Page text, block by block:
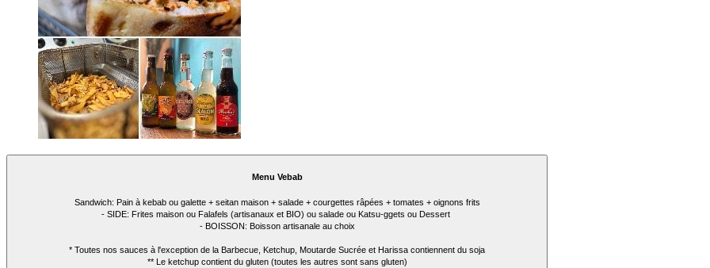
Menu Vebab
Sandwich: Pain à kebab ou galette + seitan maison + salade + courgettes râpées + tomates + oignons frits
- SIDE: Frites maison ou Falafels (artisanaux et BIO) ou salade ou Katsu-ggets ou Dessert
- BOISSON: Boisson artisanale au choix
* Toutes nos sauces à l'exception de la Barbecue, Ketchup, Moutarde Sucrée et Harissa contiennent du soja
** Le ketchup contient du gluten (toutes les autres sont sans gluten)